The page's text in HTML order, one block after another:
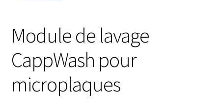
Agitateurs pour cultures
Agitation – Moteur
Agitation-Accessoires
Module de lavage
CappWash pour
microplaques